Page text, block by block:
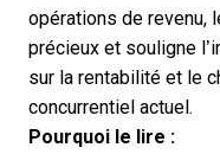
opérations de revenu,
précieux et souligne
sur la rentabilité et le
concurrentiel actuel.
Pourquoi le lire :